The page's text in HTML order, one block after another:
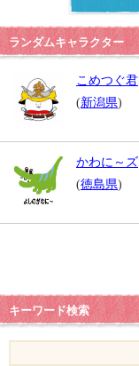
ランダムキャラクター
こめつぐ君
(新潟県)
かわに～ズ
(徳島県)
キーワード検索